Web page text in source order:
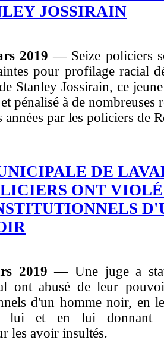
JOSSIRAIN
2019— Seize policiers
pour profilage racial
Stanley Jossirain, ce
pénalisé à de nombreuses
années par les policiers de
DE
ONT
2019— Une juge a
ont abusé de leur
d'un homme noir, en
lui et en lui donnant
les avoir insultés.